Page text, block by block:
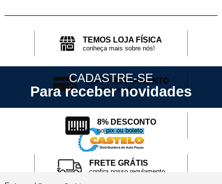
TEMOS LOJA FÍSICA
conheça mais sobre nós!
12X PARCELAMENTO
no cartão de crédito
8% DESCONTO
no pix ou boleto
FRETE GRÁTIS
confira nosso regulamento
CADASTRE-SE
Para receber novidades